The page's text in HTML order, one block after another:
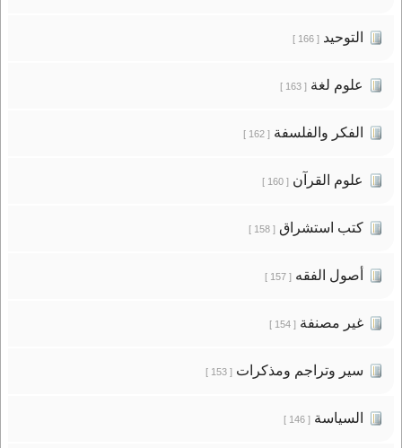
التوحيد[ 166 ]
علوم لغة[ 163 ]
الفكر والفلسفة[ 162 ]
علوم القرآن[ 160 ]
كتب استشراق[ 158 ]
أصول الفقه[ 157 ]
غير مصنفة[ 154 ]
سير وتراجم ومذكرات[ 153 ]
السياسة[ 146 ]